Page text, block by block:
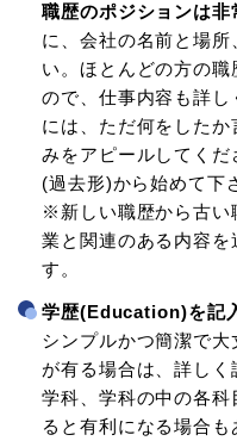
職歴のポジションは
に、会社の名前と場
い。ほとんどの方の
ので、仕事内容も詳
には、ただ何をした
みをアピールしてく
(過去形)から始めて下
※新しい職歴から古い
業と関連のある内容を
す。
学歴(Education)を記
シンプルかつ簡潔で
が有る場合は、詳し
学科、学科の中の各
ると有利になる場合